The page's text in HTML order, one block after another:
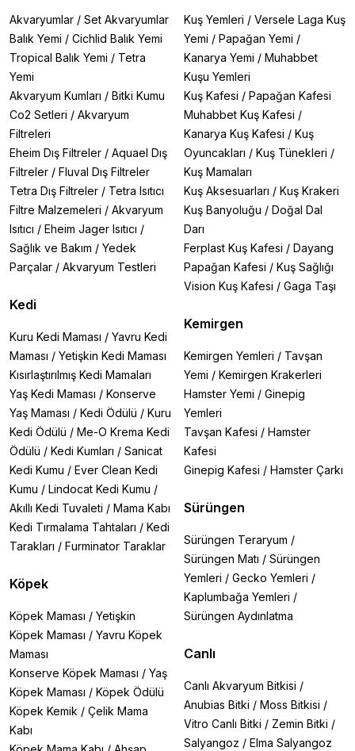
Akvaryumlar / Set Akvaryumlar
Balık Yemi / Cichlid Balık Yemi
Tropical Balık Yemi / Tetra
Yemi
Akvaryum Kumları / Bitki Kumu
Co2 Setleri / Akvaryum
Filtreleri
Eheim Dış Filtreler / Aquael Dış
Filtreler / Fluval Dış Filtreler
Tetra Dış Filtreler / Tetra Isıtıcı
Filtre Malzemeleri / Akvaryum
Isıtıcı / Eheim Jager Isıtıcı /
Sağlık ve Bakım / Yedek
Parçalar / Akvaryum Testleri
Kedi
Kuru Kedi Maması / Yavru Kedi
Maması / Yetişkin Kedi Maması
Kısırlaştırılmış Kedi Mamaları
Yaş Kedi Maması / Konserve
Yaş Maması / Kedi Ödülü / Kuru
Kedi Ödülü / Me-O Krema Kedi
Ödülü / Kedi Kumları / Sanicat
Kedi Kumu / Ever Clean Kedi
Kumu / Lindocat Kedi Kumu /
Akıllı Kedi Tuvaleti / Mama Kabı
Kedi Tırmalama Tahtaları / Kedi
Tarakları / Furminator Taraklar
Köpek
Köpek Maması / Yetişkin
Köpek Maması / Yavru Köpek
Maması
Konserve Köpek Maması / Yaş
Köpek Maması / Köpek Ödülü
Köpek Kemik / Çelik Mama
Kabı
Kuş Yemleri / Versele Laga Kuş
Yemi / Papağan Yemi /
Kanarya Yemi / Muhabbet
Kuşu Yemleri
Kuş Kafesi / Papağan Kafesi
Muhabbet Kuş Kafesi /
Kanarya Kuş Kafesi / Kuş
Oyuncakları / Kuş Tünekleri /
Kuş Mamaları
Kuş Aksesuarları / Kuş Krakeri
Kuş Banyoluğu / Doğal Dal
Darı
Ferplast Kuş Kafesi / Dayang
Papağan Kafesi / Kuş Sağlığı
Vision Kuş Kafesi / Gaga Taşı
Kemirgen
Kemirgen Yemleri / Tavşan
Yemi / Kemirgen Krakerleri
Hamster Yemi / Ginepig
Yemleri
Tavşan Kafesi / Hamster
Kafesi
Ginepig Kafesi / Hamster Çarkı
Sürüngen
Sürüngen Teraryum /
Sürüngen Matı / Sürüngen
Yemleri / Gecko Yemleri /
Kaplumbağa Yemleri /
Sürüngen Aydınlatma
Canlı
Canlı Akvaryum Bitkisi /
Anubias Bitki / Moss Bitkisi /
Vitro Canlı Bitki / Zemin Bitki /
Salyangoz / Elma Salyangoz